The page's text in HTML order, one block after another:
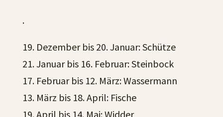
.
19. Dezember bis 20. Januar: Schütze
21. Januar bis 16. Februar: Steinbock
17. Februar bis 12. März: Wassermann
13. März bis 18. April: Fische
19. April bis 14. Mai: Widder